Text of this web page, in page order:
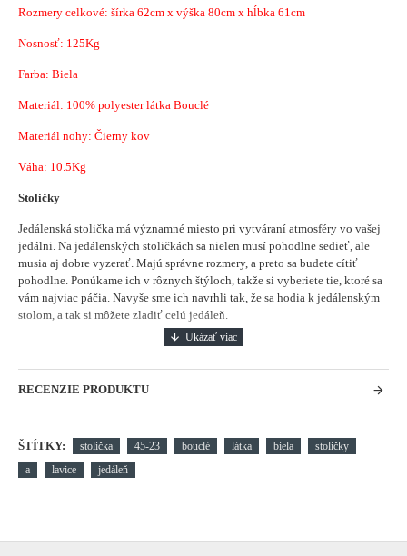
Rozmery celkové: šírka 62cm x výška 80cm x hĺbka 61cm
Nosnosť: 125Kg
Farba: Biela
Materiál: 100% polyester látka Bouclé
Materiál nohy: Čierny kov
Váha: 10.5Kg
Stoličky
Jedálenská stolička má významné miesto pri vytváraní atmosféry vo vašej
jedálni. Na jedálenských stoličkách sa nielen musí pohodlne sedieť, ale
musia aj dobre vyzerať. Majú správne rozmery, a preto sa budete cítiť
pohodlne. Ponúkame ich v rôznych štýloch, takže si vyberiete tie, ktoré sa
vám najviac páčia. Navyše sme ich navrhli tak, že sa hodia k jedálenským
stolom, a tak si môžete zladiť celú jedáleň.
RECENZIE PRODUKTU
ŠTÍTKY: stolička 45-23 bouclé látka biela
stoličky
a
lavice jedáleň